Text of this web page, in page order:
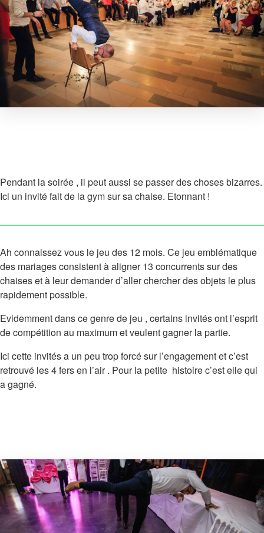
Pendant la soirée , il peut aussi se passer des choses bizarres.
Ici un invité fait de la gym sur sa chaise. Etonnant !
Ah connaissez vous le jeu des 12 mois. Ce jeu emblématique
des mariages consistent à aligner 13 concurrents sur des
chaises et à leur demander d’aller chercher des objets le plus
rapidement possible.
Evidemment dans ce genre de jeu , certains invités ont l’esprit
de compétition au maximum et veulent gagner la partie.
Ici cette invités a un peu trop forcé sur l’engagement et c’est
retrouvé les 4 fers en l’air . Pour la petite histoire c’est elle qui
a gagné.